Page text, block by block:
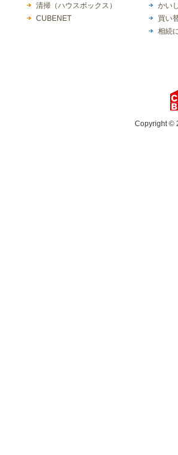
清掃（ハウスボックス）
CUBENET
かい
買い
相続
Copyright ©